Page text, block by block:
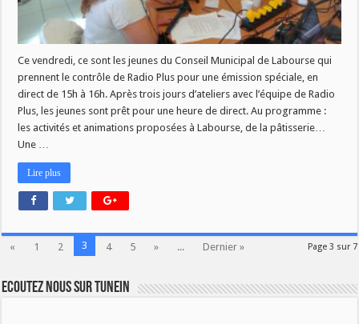
Ce vendredi, ce sont les jeunes du Conseil Municipal de Labourse qui
prennent le contrôle de Radio Plus pour une émission spéciale, en
direct de 15h à 16h. Après trois jours d’ateliers avec l’équipe de Radio
Plus, les jeunes sont prêt pour une heure de direct. Au programme :
les activités et animations proposées à Labourse, de la pâtisserie…
Une …
Lire plus
Page 3 sur 7
« 1 2 3 4 5 » ... Dernier »
Ecoutez nous sur TuneIn